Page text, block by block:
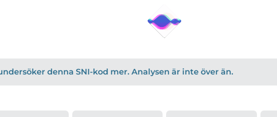
denna SNI-kod mer. Analysen är inte över än.